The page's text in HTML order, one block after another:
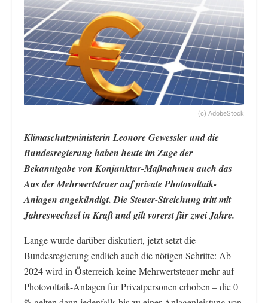
(c) AdobeStock
Klimaschutzministerin Leonore Gewessler und die
Bundesregierung haben heute im Zuge der
Bekanntgabe von Konjunktur-Maßnahmen auch das
Aus der Mehrwertsteuer auf private Photovoltaik-
Anlagen angekündigt. Die Steuer-Streichung tritt mit
Jahreswechsel in Kraft und gilt vorerst für zwei Jahre.
Lange wurde darüber diskutiert, jetzt setzt die
Bundesregierung endlich auch die nötigen Schritte: Ab
2024 wird in Österreich keine Mehrwertsteuer mehr auf
Photovoltaik-Anlagen für Privatpersonen erhoben – die 0